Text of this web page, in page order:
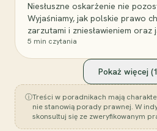
Niesłuszne oskarżenie nie
Wyjaśniamy, jak polskie prawo
zarzutami i zniesławieniem
5 min czytania
Pokaż więcej (
ⓘTreści w poradnikach mają
nie stanowią porady prawnej. W
skonsultuj się ze zweryfikowanym